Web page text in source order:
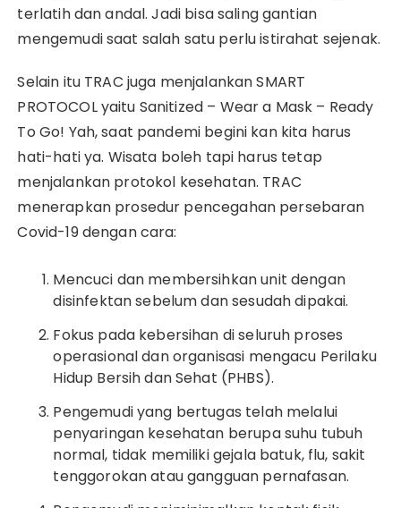
terlatih dan andal. Jadi bisa saling gantian
mengemudi saat salah satu perlu istirahat sejenak.
Selain itu TRAC juga menjalankan SMART
PROTOCOL yaitu Sanitized – Wear a Mask – Ready
To Go! Yah, saat pandemi begini kan kita harus
hati-hati ya. Wisata boleh tapi harus tetap
menjalankan protokol kesehatan. TRAC
menerapkan prosedur pencegahan persebaran
Covid-19 dengan cara:
Mencuci dan membersihkan unit dengan
disinfektan sebelum dan sesudah dipakai.
Fokus pada kebersihan di seluruh proses
operasional dan organisasi mengacu Perilaku
Hidup Bersih dan Sehat (PHBS).
Pengemudi yang bertugas telah melalui
penyaringan kesehatan berupa suhu tubuh
normal, tidak memiliki gejala batuk, flu, sakit
tenggorokan atau gangguan pernafasan.